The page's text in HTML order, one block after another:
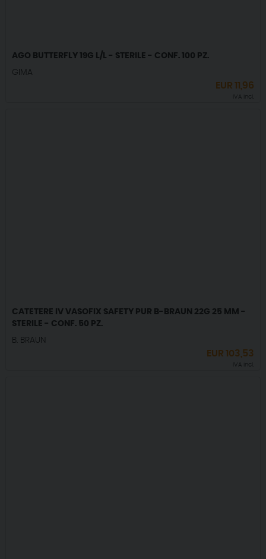
AGO BUTTERFLY 19G L/L - STERILE - CONF. 100 PZ.
GIMA
EUR11,96
IVA incl.
CATETERE IV VASOFIX SAFETY PUR B-BRAUN 22G 25 MM -
STERILE - CONF. 50 PZ.
B. BRAUN
EUR103,53
IVA incl.